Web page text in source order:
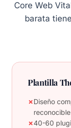
Core Web
barata
Plantilla
✗Diseño
✗40-60